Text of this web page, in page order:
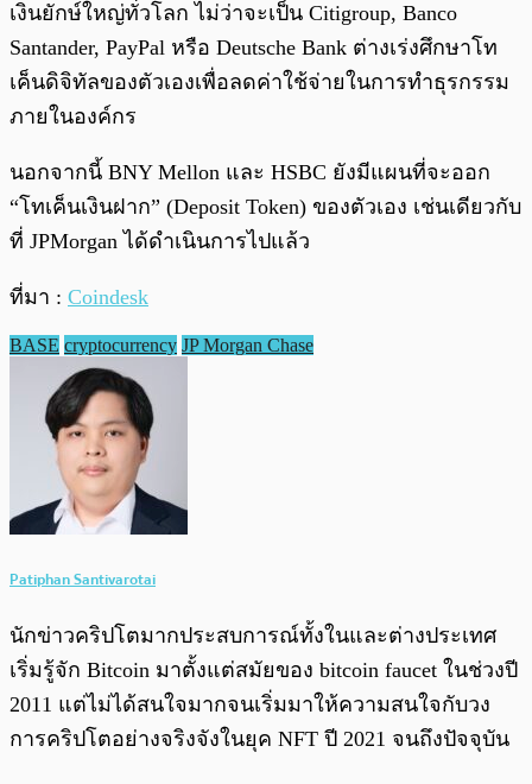
เงินยักษ์ใหญ่ทั่วโลก ไม่ว่าจะเป็น Citigroup, Banco
Santander, PayPal หรือ Deutsche Bank ต่างเร่งศึกษาโท
เค็นดิจิทัลของตัวเองเพื่อลดค่าใช้จ่ายในการทำธุรกรรม
ภายในองค์กร
นอกจากนี้ BNY Mellon และ HSBC ยังมีแผนที่จะออก
“โทเค็นเงินฝาก” (Deposit Token) ของตัวเอง เช่นเดียวกับ
ที่ JPMorgan ได้ดำเนินการไปแล้ว
ที่มา : Coindesk
BASE cryptocurrency JP Morgan Chase
Patiphan Santivarotai
นักข่าวคริปโตมากประสบการณ์ทั้งในและต่างประเทศ
เริ่มรู้จัก Bitcoin มาตั้งแต่สมัยของ bitcoin faucet ในช่วงปี
2011 แต่ไม่ได้สนใจมากจนเริ่มมาให้ความสนใจกับวง
การคริปโตอย่างจริงจังในยุค NFT ปี 2021 จนถึงปัจจุบัน